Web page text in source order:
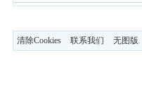
清除Cookies 联系我们 无图版